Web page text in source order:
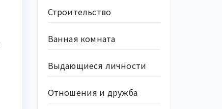
Строительство
Ванная комната
Выдающиеся личности
Отношения и дружба